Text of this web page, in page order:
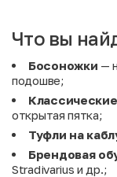
Что вы
Босоножки —
подошве;
открытая пятка;
Туфли на
Брендовая
Stradivarius и др.;